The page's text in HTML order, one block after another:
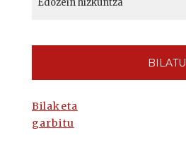
BILATU
Bilaketa
garbitu